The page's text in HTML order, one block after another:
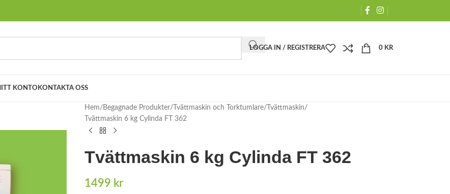
LOGGA IN / REGISTRERA 0 KR
KONTO KONTAKTA OSS
Hem Begagnade Produkter Tvättmaskin och Torktumlare
Tvättmaskin
Tvättmaskin 6 kg Cylinda FT 362
Tvättmaskin 6 kg Cylinda FT 362
1499 kr